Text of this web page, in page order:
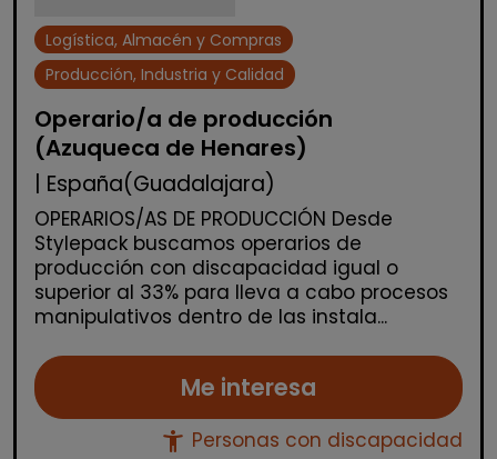
Logística, Almacén y Compras
Producción, Industria y Calidad
Operario/a de producción
(Azuqueca de Henares)
| España(Guadalajara)
OPERARIOS/AS DE PRODUCCIÓN Desde
Stylepack buscamos operarios de
producción con discapacidad igual o
superior al 33% para lleva a cabo procesos
manipulativos dentro de las instala...
Me interesa
accessibility_new Personas con discapacidad